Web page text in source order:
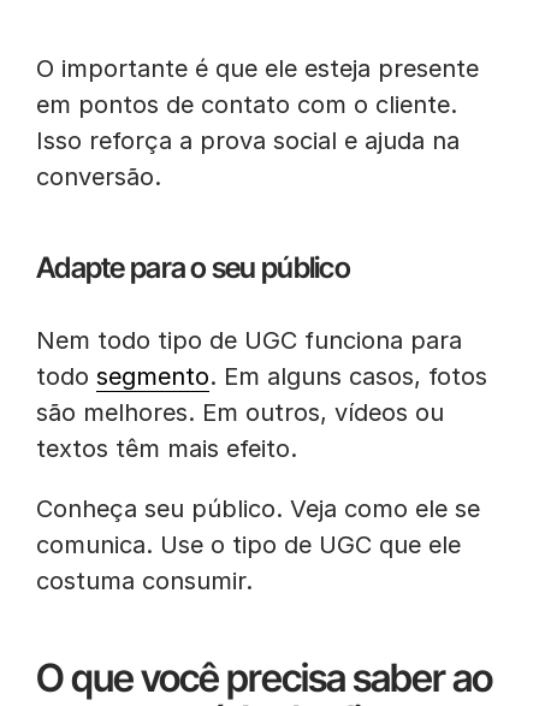
O importante é que ele esteja presente
em pontos de contato com o cliente.
Isso reforça a prova social e ajuda na
conversão.
Adapte para o seu público
Nem todo tipo de UGC funciona para
todo segmento. Em alguns casos, fotos
são melhores. Em outros, vídeos ou
textos têm mais efeito.
Conheça seu público. Veja como ele se
comunica. Use o tipo de UGC que ele
costuma consumir.
O que você precisa saber ao